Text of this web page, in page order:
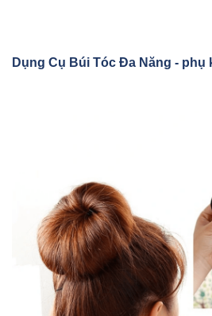
Dụng Cụ Búi Tóc Đa Năng - phụ